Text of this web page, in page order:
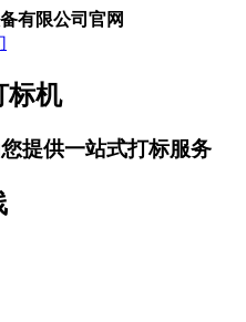
有限公司官网
标机
提供一站式打标服务